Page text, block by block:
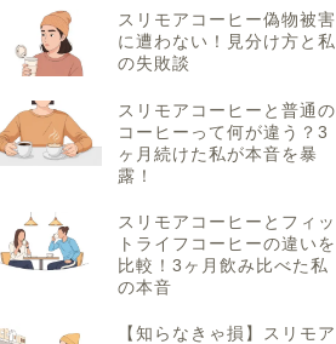
スリモアコーヒー偽物被害
に遭わない！見分け方と私
の失敗談
スリモアコーヒーと普通の
コーヒーって何が違う？3
ヶ月続けた私が本音を暴
露！
スリモアコーヒーとフィッ
トライフコーヒーの違いを
比較！3ヶ月飲み比べた私
の本音
【知らなきゃ損】スリモア